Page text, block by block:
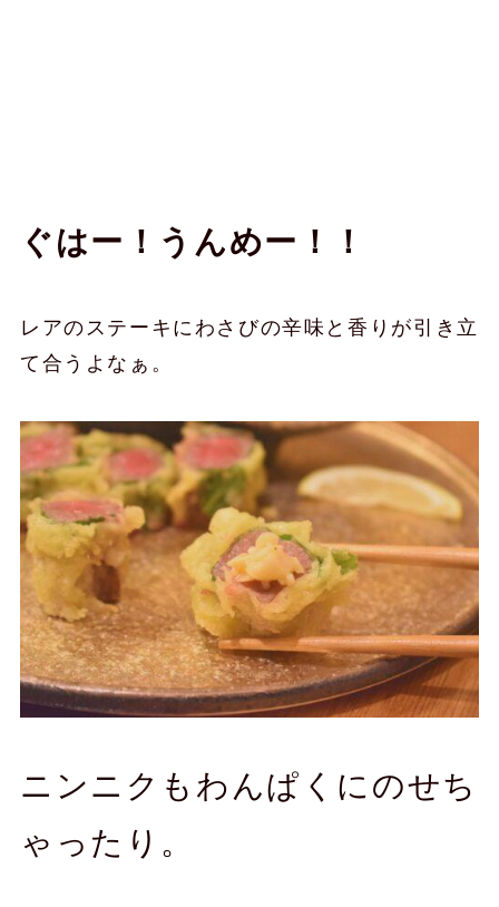
ぐはー！うんめー！！
レアのステーキにわさびの辛味と香りが引き立
て合うよなぁ。
ニンニクもわんぱくにのせち
ゃったり。